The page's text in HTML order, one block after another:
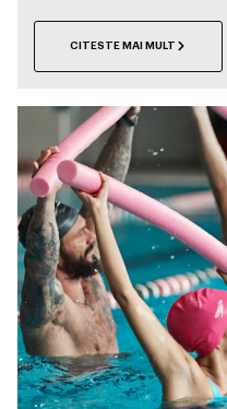
CITESTE MAI MULT